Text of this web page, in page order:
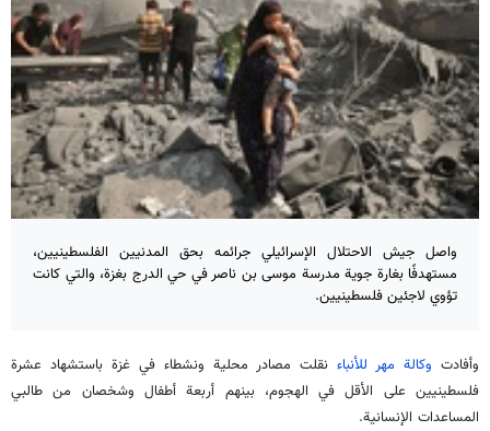
واصل جيش الاحتلال الإسرائيلي جرائمه بحق المدنيين الفلسطينيين،
مستهدفًا بغارة جوية مدرسة موسى بن ناصر في حي الدرج بغزة، والتي كانت
تؤوي لاجئين فلسطينيين.
وأفادت وكالة مهر للأنباء نقلت مصادر محلية ونشطاء في غزة باستشهاد عشرة
فلسطينيين على الأقل في الهجوم، بينهم أربعة أطفال وشخصان من طالبي
المساعدات الإنسانية.